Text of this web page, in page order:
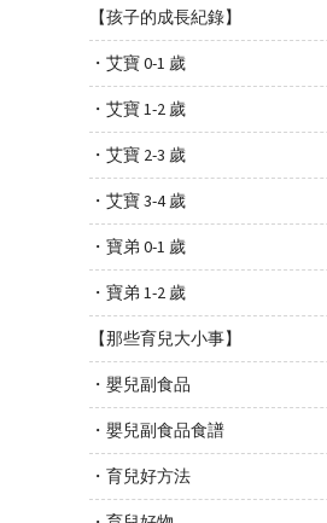
【孩子的成長紀錄】
・艾寶 0-1 歲
・艾寶 1-2 歲
・艾寶 2-3 歲
・艾寶 3-4 歲
・寶弟 0-1 歲
・寶弟 1-2 歲
【那些育兒大小事】
・嬰兒副食品
・嬰兒副食品食譜
・育兒好方法